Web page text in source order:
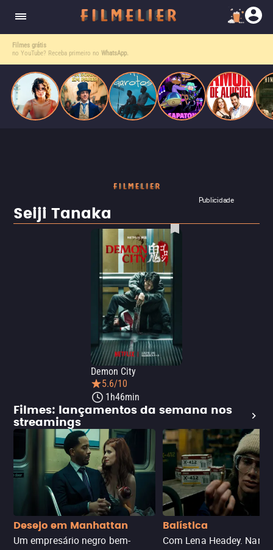
Filmes grátis
no YouTube? Receba primeiro no WhatsApp.
Publicidade
Seiji Tanaka
Demon City
5.6/10
1h46min
Filmes: lançamentos da semana nos
streamings
Desejo em Manhattan
Um empresário negro bem-
Balística
Com Lena Headey.
escrevia e a vida real começa a desaparecer.